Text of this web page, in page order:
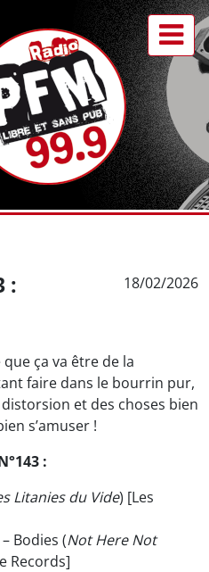
:
18/02/2026
ça va être de la
faire dans le bourrin pur,
et des choses bien
s’amuser !
:
Litanies du Vide) [Les
– Bodies (Not Here Not
Records]